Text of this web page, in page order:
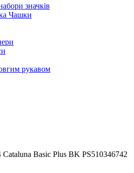
значків
Чашки
рукавом
Cataluna Basic Plus BK PS510346742